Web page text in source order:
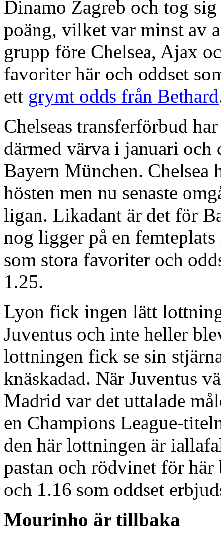
Dinamo Zagreb och tog
poäng, vilket var minst av
grupp före Chelsea, Ajax
favoriter här och oddset
ett grymt odds från Bethard
Chelseas transferförbud
därmed värva i januari och
Bayern München. Chelsea
hösten men nu senaste
ligan. Likadant är det för
nog ligger på en
som stora favoriter och
1.25.
Lyon fick ingen lätt
Juventus och inte heller
lottningen fick se sin
knäskadad. När Juventus
Madrid var det uttalade
en Champions League-
den här lottningen är
pastan och rödvinet för
och 1.16 som oddset
Mourinho är tillbaka